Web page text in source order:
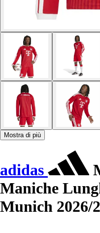
Mostra di più
adidas
Maniche
Munich 2026/